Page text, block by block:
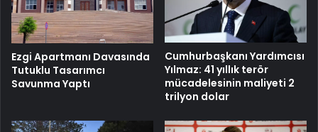
Ezgi Apartmanı Davasında
Tutuklu Tasarımcı
Savunma Yaptı
Cumhurbaşkanı Yardımcısı
Yılmaz: 41 yıllık terör
mücadelesinin maliyeti 2
trilyon dolar